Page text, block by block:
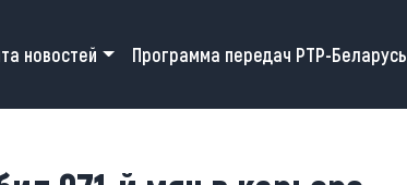
navigation
новостей Программа передач РТР-Беларусь